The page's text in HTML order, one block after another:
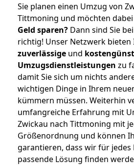
Sie planen einen Umzug von
Tittmoning und möchten
Geld sparen? Dann sind Sie
richtig! Unser Netzwerk bieten
zuverlässige und
Umzugsdienstleistungen zu
damit Sie sich um nichts
wichtigen Dinge in Ihrem
kümmern müssen. Weiterhin
umfangreiche Erfahrung mit
Zwickau nach Tittmoning mit
Größenordnung und können
garantieren, dass wir für jedes
passende Lösung finden